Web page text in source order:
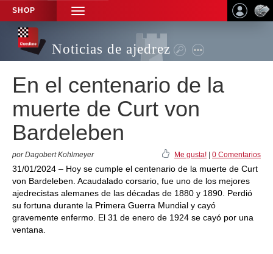
SHOP
TOGGLE
NAVIGATION
Noticias de ajedrez
En el centenario de la
muerte de Curt von
Bardeleben
por Dagobert Kohlmeyer Me gusta! 0 Comentarios
31/01/2024 – Hoy se cumple el centenario de la muerte de Curt
von Bardeleben. Acaudalado corsario, fue uno de los mejores
ajedrecistas alemanes de las décadas de 1880 y 1890. Perdió
su fortuna durante la Primera Guerra Mundial y cayó
gravemente enfermo. El 31 de enero de 1924 se cayó por una
ventana.